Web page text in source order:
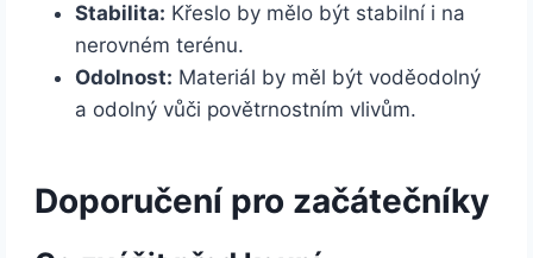
Stabilita: Křeslo by mělo být stabilní i na
nerovném terénu.
Odolnost: Materiál by měl být voděodolný
a odolný vůči povětrnostním vlivům.
Doporučení pro začátečníky